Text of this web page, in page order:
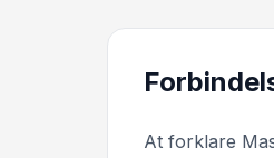
At forklare